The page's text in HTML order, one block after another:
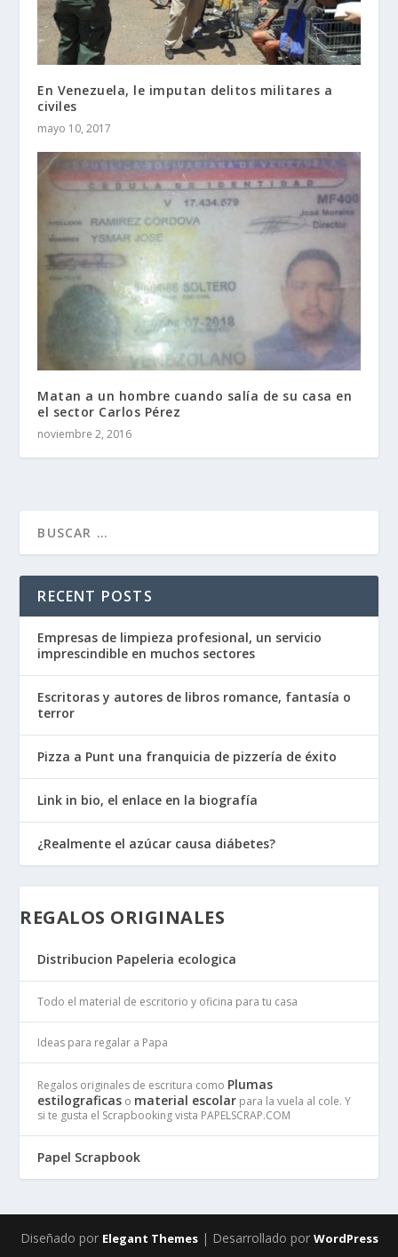
En Venezuela, le imputan delitos militares a
civiles
mayo 10, 2017
Matan a un hombre cuando salía de su casa en
el sector Carlos Pérez
noviembre 2, 2016
RECENT POSTS
Empresas de limpieza profesional, un servicio
imprescindible en muchos sectores
Escritoras y autores de libros romance, fantasía o
terror
Pizza a Punt una franquicia de pizzería de éxito
Link in bio, el enlace en la biografía
¿Realmente el azúcar causa diábetes?
REGALOS ORIGINALES
Distribucion Papeleria ecologica
Todo el material de escritorio y oficina para tu casa
Ideas para regalar a Papa
Regalos originales de escritura como Plumas
estilograficas o material escolar para la vuela al cole. Y
si te gusta el Scrapbooking vista PAPELSCRAP.COM
Papel Scrapbook
Diseñado por Elegant Themes| Desarrollado por WordPress